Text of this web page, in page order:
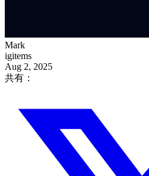
Mark
igitems
Aug 2, 2025
共有：